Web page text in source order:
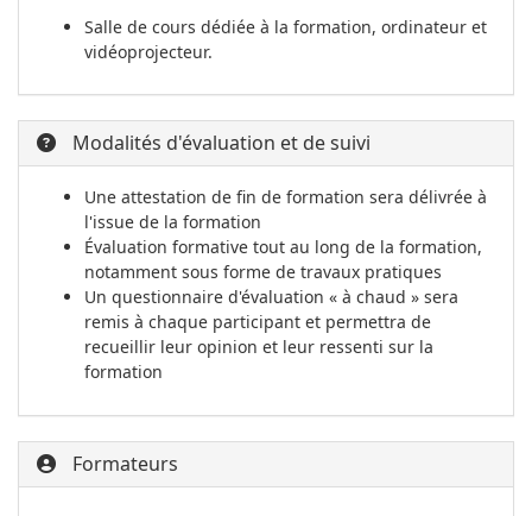
Salle de cours dédiée à la formation, ordinateur et
vidéoprojecteur.
Modalités d'évaluation et de suivi
Une attestation de fin de formation sera délivrée à
l'issue de la formation
Évaluation formative tout au long de la formation,
notamment sous forme de travaux pratiques
Un questionnaire d'évaluation « à chaud » sera
remis à chaque participant et permettra de
recueillir leur opinion et leur ressenti sur la
formation
Formateurs